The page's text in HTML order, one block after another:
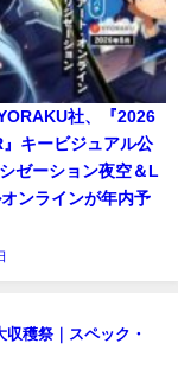
社、『2026
キービジュアル公
ゼーション夜空＆L
ンラインが年内予
収穫祭｜スペック・